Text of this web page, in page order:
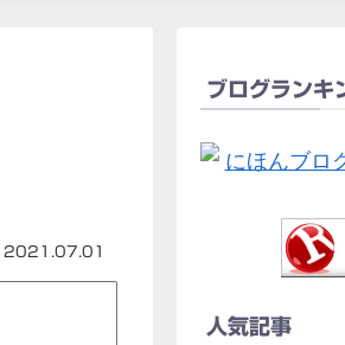
2021.07.01
ブログランキ
人気記事